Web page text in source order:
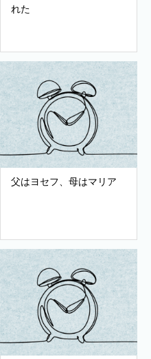
れた
父はヨセフ、母はマリア